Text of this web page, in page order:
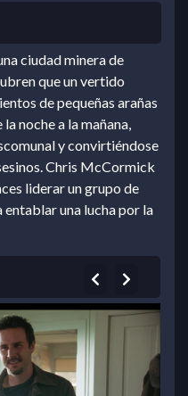
ciudad minera de
que un vertido
de pequeñas arañas
noche a la mañana,
y convirtiéndose
Chris McCormick
liderar un grupo de
una lucha por la
Previous